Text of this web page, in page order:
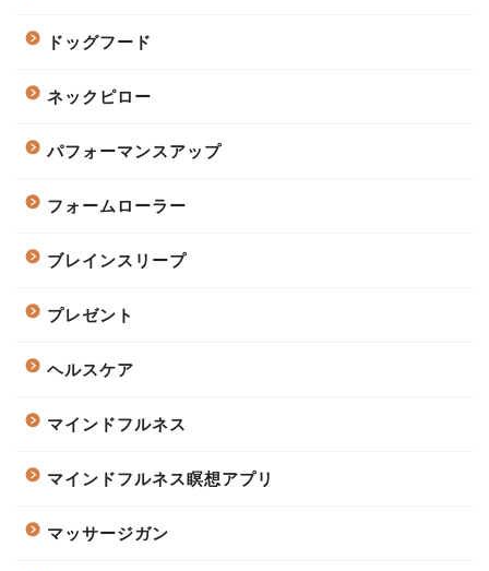
ドッグフード
ネックピロー
パフォーマンスアップ
フォームローラー
ブレインスリープ
プレゼント
ヘルスケア
マインドフルネス
マインドフルネス瞑想アプリ
マッサージガン